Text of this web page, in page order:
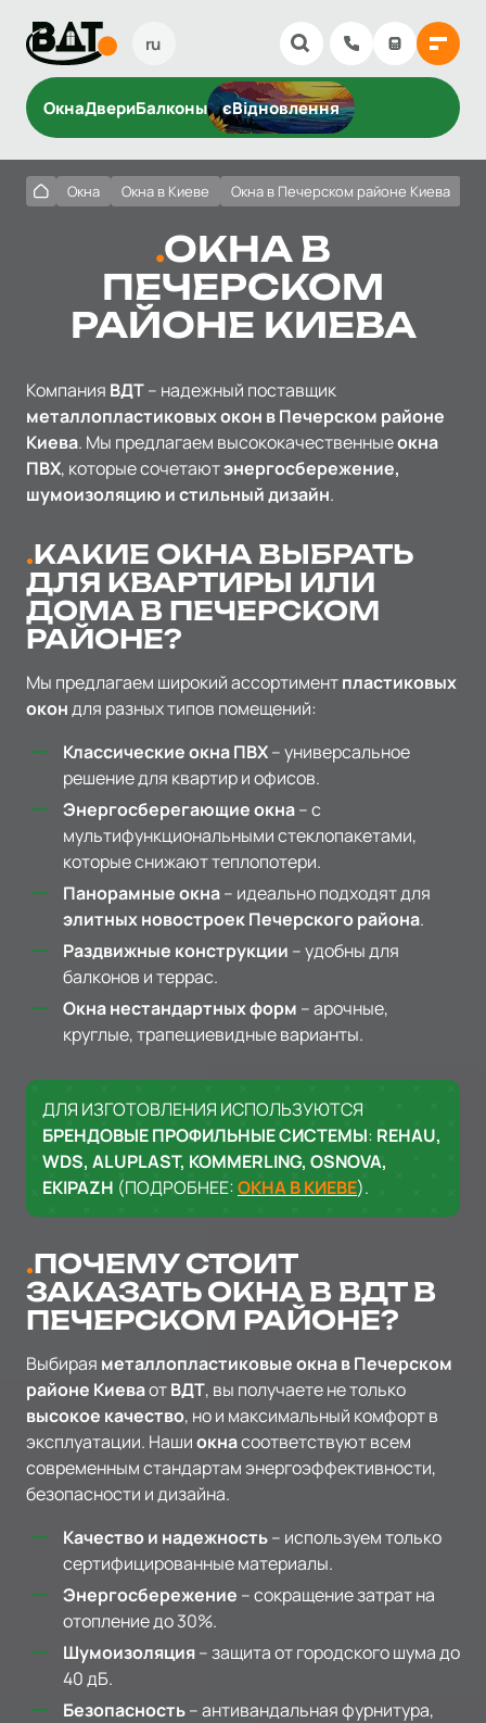
ru
ОкнаДвериБалконы єВідновлення
Окна Окна в Киеве Окна в Печерском районе Киева
ОКНА В
ПЕЧЕРСКОМ
РАЙОНЕ КИЕВА
Компания ВДТ– надежный поставщик
металлопластиковых окон в Печерском районе
Киева. Мы предлагаем высококачественныеокна
ПВХ, которые сочетаютэнергосбережение,
шумоизоляцию и стильный дизайн.
КАКИЕ ОКНА ВЫБРАТЬ
ДЛЯ КВАРТИРЫ ИЛИ
ДОМА В ПЕЧЕРСКОМ
РАЙОНЕ?
Мы предлагаем широкий ассортиментпластиковых
окондля разных типов помещений:
Классические окна ПВХ– универсальное
решение для квартир и офисов.
Энергосберегающие окна– с
мультифункциональными стеклопакетами,
которые снижают теплопотери.
Панорамные окна– идеально подходят для
элитных новостроек Печерского района.
Раздвижные конструкции – удобны для
балконов и террас.
Окна нестандартных форм – арочные,
круглые, трапециевидные варианты.
ДЛЯ ИЗГОТОВЛЕНИЯ ИСПОЛЬЗУЮТСЯ
БРЕНДОВЫЕ ПРОФИЛЬНЫЕ СИСТЕМЫ: REHAU,
WDS, ALUPLAST, KOMMERLING, OSNOVA,
EKIPAZH (ПОДРОБНЕЕ:ОКНА В КИЕВЕ).
ПОЧЕМУ СТОИТ
ЗАКАЗАТЬ ОКНА В ВДТ В
ПЕЧЕРСКОМ РАЙОНЕ?
Выбирая металлопластиковые окна в Печерском
районе КиеваотВДТ, вы получаете не только
высокое качество, но и максимальный комфорт в
эксплуатации. Нашиокнасоответствуют всем
современным стандартам энергоэффективности,
безопасности и дизайна.
Качество и надежность– используем только
сертифицированные материалы.
Энергосбережение – сокращение затрат на
отопление до 30%.
Шумоизоляция– защита от городского шума до
40 дБ.
Безопасность– антивандальная фурнитура,